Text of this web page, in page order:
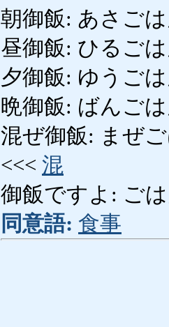
朝御飯: あさご
昼御飯: ひるご
夕御飯: ゆうご
晩御飯: ばんご
混ぜ御飯: まぜご
<<< 混
御飯ですよ: ご
同意語: 食事